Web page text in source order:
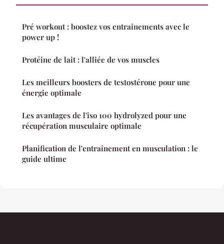
Pré workout : boostez vos entraînements avec le
power up !
Protéine de lait : l'alliée de vos muscles
Les meilleurs boosters de testostérone pour une
énergie optimale
Les avantages de l'iso 100 hydrolyzed pour une
récupération musculaire optimale
Planification de l'entraînement en musculation : le
guide ultime